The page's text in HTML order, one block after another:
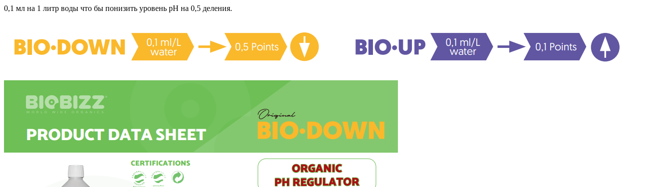
0,1 мл на 1 литр воды что бы понизить уровень pH на 0,5 деления.